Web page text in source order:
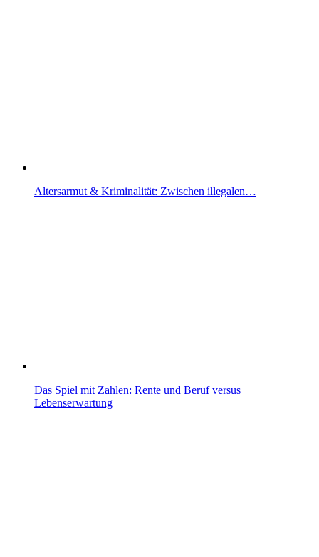
Altersarmut & Kriminalität: Zwischen illegalen…
Das Spiel mit Zahlen: Rente und Beruf versus
Lebenserwartung